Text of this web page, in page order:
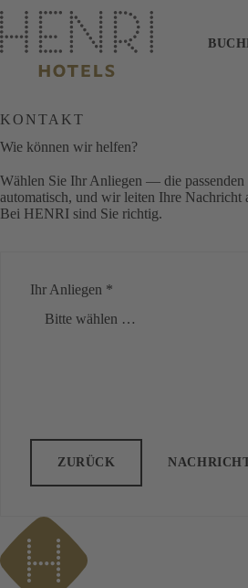
KONTAKT
Wie können wir helfen?
Wählen Sie Ihr Anliegen — die passenden
automatisch, und wir leiten Ihre Nachricht
Bei HENRI sind Sie richtig.
Ihr Anliegen *
ZURÜCK